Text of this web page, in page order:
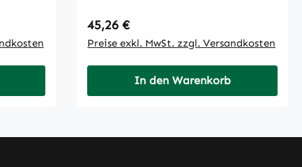
Regulärer Preis:
45,26 €
Preise exkl. MwSt. zzgl. Versandkosten
In den Warenkorb